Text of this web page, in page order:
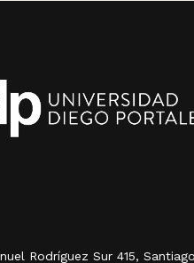
Rodríguez Sur 415, Santiago